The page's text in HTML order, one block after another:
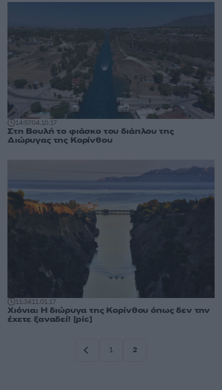
14:5704.10.17
Στη Βουλή το φιάσκο του διάπλου της
Διώρυγας της Κορίνθου
11:3411.01.17
Χιόνια: Η διώρυγα της Κορίνθου όπως δεν την
έχετε ξαναδεί! [pic]
1
2